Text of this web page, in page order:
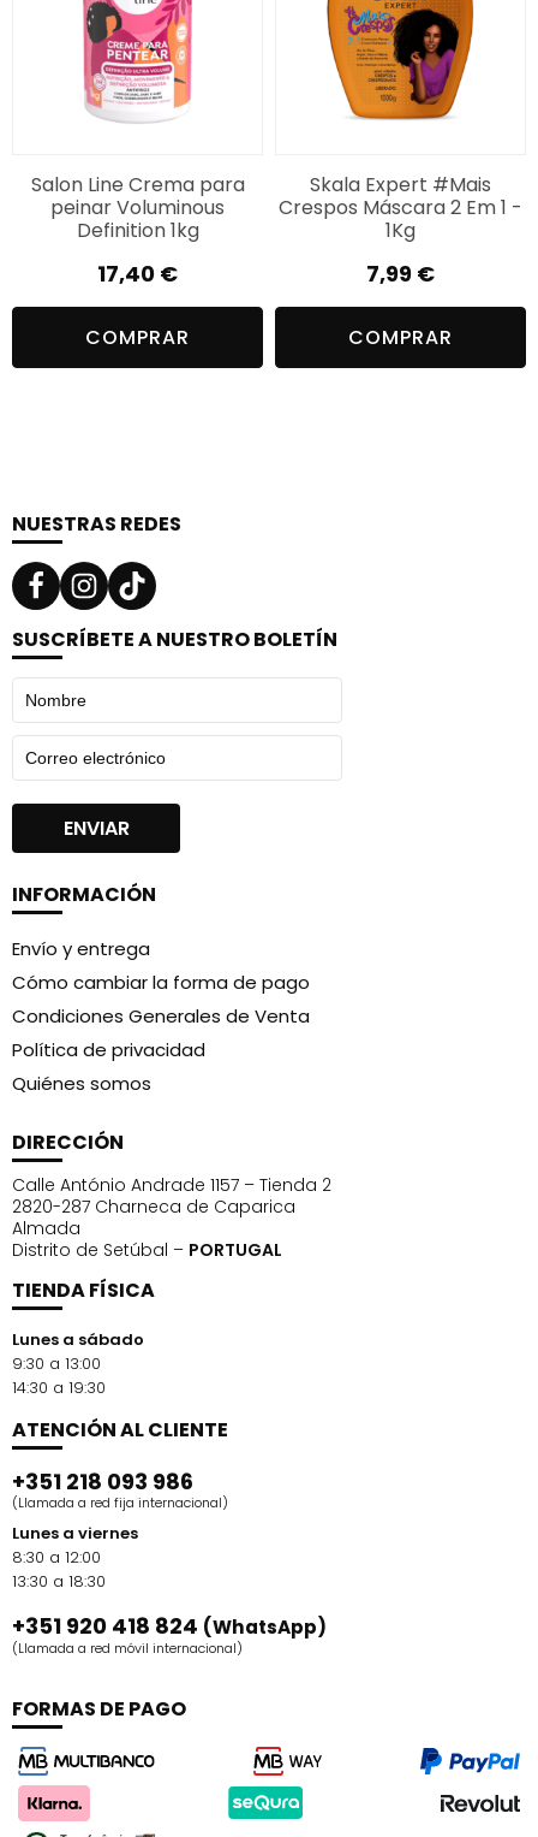
Salon Line Crema para
peinar Voluminous
Definition 1kg
17,40 €
COMPRAR
Skala Expert #Mais
Crespos Máscara 2 Em 1 -
1Kg
7,99 €
COMPRAR
NUESTRAS REDES
SUSCRÍBETE A NUESTRO BOLETÍN
INFORMACIÓN
Envío y entrega
Cómo cambiar la forma de pago
Condiciones Generales de Venta
Política de privacidad
Quiénes somos
DIRECCIÓN
Calle António Andrade 1157 – Tienda 2
2820-287 Charneca de Caparica
Almada
Distrito de Setúbal – PORTUGAL
TIENDA FÍSICA
Lunes a sábado
9:30 a 13:00
14:30 a 19:30
ATENCIÓN AL CLIENTE
+351 218 093 986
(Llamada a red fija internacional)
Lunes a viernes
8:30 a 12:00
13:30 a 18:30
+351 920 418 824 (WhatsApp)
(Llamada a red móvil internacional)
FORMAS DE PAGO